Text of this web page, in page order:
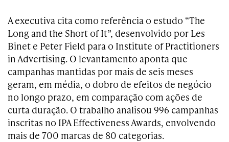
A executiva cita como referência o estudo “The
Long and the Short of It”, desenvolvido por Les
Binet e Peter Field para o Institute of Practitioners
in Advertising. O levantamento aponta que
campanhas mantidas por mais de seis meses
geram, em média, o dobro de efeitos de negócio
no longo prazo, em comparação com ações de
curta duração. O trabalho analisou 996 campanhas
inscritas no IPA Effectiveness Awards, envolvendo
mais de 700 marcas de 80 categorias.